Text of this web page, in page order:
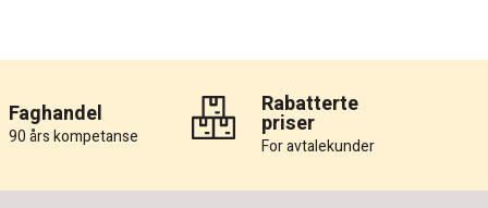
Faghandel
90 års kompetanse
Rabatterte
priser
For avtalekunder